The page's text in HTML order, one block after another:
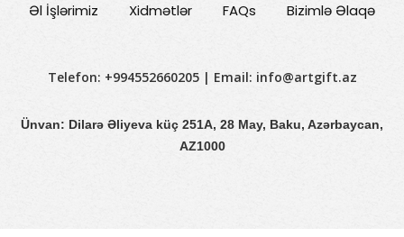
Əl İşlərimiz Xidmətlər FAQs Bizimlə Əlaqə
Telefon: +994552660205 | Email: info@artgift.az
Ünvan: Dilarə Əliyeva küç 251A, 28 May, Baku, Azərbaycan,
AZ1000